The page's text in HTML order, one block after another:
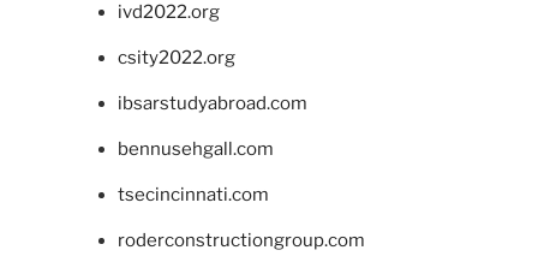
ivd2022.org
csity2022.org
ibsarstudyabroad.com
bennusehgall.com
tsecincinnati.com
roderconstructiongroup.com